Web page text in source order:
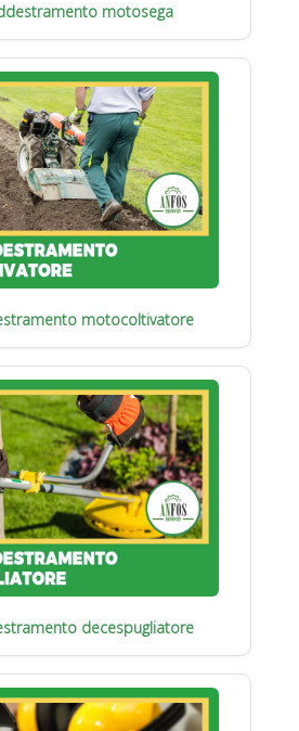
motosega
motocoltivatore
decespugliatore